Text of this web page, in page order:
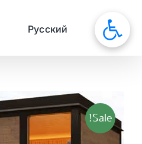
סאונות Русский
Sale!